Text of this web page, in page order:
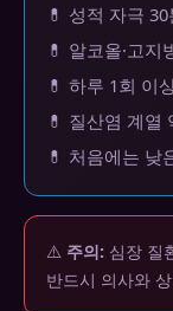
💊 성적 자극
💊 알코올·고지
💊 하루 1회 이
💊 질산염 계열
💊 처음에는 낮
⚠️ 주의: 심장 질
반드시 의사와